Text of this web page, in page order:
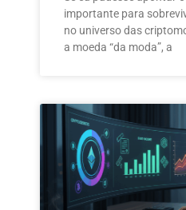
importante para
no universo das
a moeda “da moda”, a